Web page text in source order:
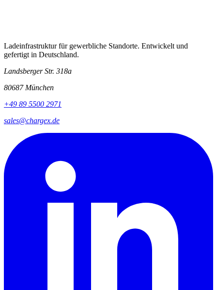
Ladeinfrastruktur für gewerbliche Standorte. Entwickelt und
gefertigt in Deutschland.
Landsberger Str. 318a
80687 München
+49 89 5500 2971
sales@chargex.de